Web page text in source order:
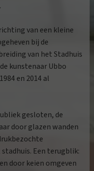
van een kleine
bij de
van het Stadhuis
kunstenaar Ubbo
en 2014 al
gesloten, de
door glazen wanden
Een terugblik:
door keien omgeven